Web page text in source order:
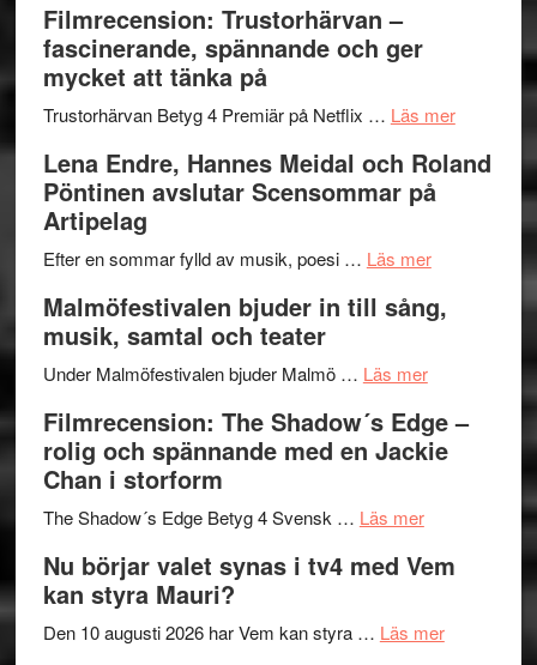
och
lättsam
2026
I
Delvis
genrens
terräng
Filmrecension: Trustorhärvan –
fascinerande, spännande och ger
mycket att tänka på
Trustorhärvan Betyg 4 Premiär på Netflix … Läs merom
på
Lena Endre, Hannes Meidal och Roland
Pöntinen avslutar Scensommar på
Artipelag
Efter en sommar fylld av musik, poesi … Läs merom
Endre,
Roland
Pöntinen
Scensommar
Artipelag
Malmöfestivalen bjuder in till sång,
musik, samtal och teater
Under Malmöfestivalen bjuder Malmö … Läs merom
bjuder
in
samtal
teater
Filmrecension: The Shadow´s Edge –
rolig och spännande med en Jackie
Chan i storform
The Shadow´s Edge Betyg 4 Svensk … Läs merom
The
´s
Nu börjar valet synas i tv4 med Vem
kan styra Mauri?
Den 10 augusti 2026 har Vem kan styra … Läs merom